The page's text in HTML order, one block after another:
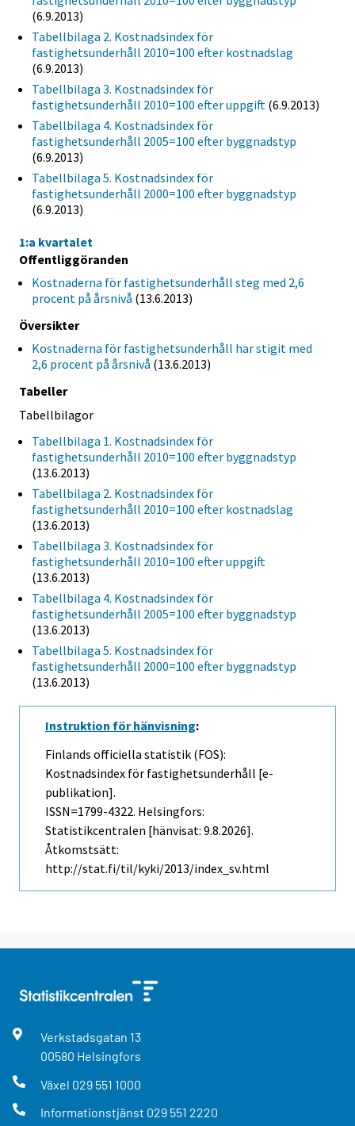
(6.9.2013)
Tabellbilaga 2. Kostnadsindex för
fastighetsunderhåll 2010=100 efter kostnadslag
(6.9.2013)
Tabellbilaga 3. Kostnadsindex för
fastighetsunderhåll 2010=100 efter uppgift (6.9.2013)
Tabellbilaga 4. Kostnadsindex för
fastighetsunderhåll 2005=100 efter byggnadstyp
(6.9.2013)
Tabellbilaga 5. Kostnadsindex för
fastighetsunderhåll 2000=100 efter byggnadstyp
(6.9.2013)
1:a kvartalet
Offentliggöranden
Kostnaderna för fastighetsunderhåll steg med 2,6
procent på årsnivå (13.6.2013)
Översikter
Kostnaderna för fastighetsunderhåll har stigit med
2,6 procent på årsnivå (13.6.2013)
Tabeller
Tabellbilagor
Tabellbilaga 1. Kostnadsindex för
fastighetsunderhåll 2010=100 efter byggnadstyp
(13.6.2013)
Tabellbilaga 2. Kostnadsindex för
fastighetsunderhåll 2010=100 efter kostnadslag
(13.6.2013)
Tabellbilaga 3. Kostnadsindex för
fastighetsunderhåll 2010=100 efter uppgift
(13.6.2013)
Tabellbilaga 4. Kostnadsindex för
fastighetsunderhåll 2005=100 efter byggnadstyp
(13.6.2013)
Tabellbilaga 5. Kostnadsindex för
fastighetsunderhåll 2000=100 efter byggnadstyp
(13.6.2013)
Instruktion för hänvisning:
Finlands officiella statistik (FOS):
Kostnadsindex för fastighetsunderhåll [e-
publikation].
ISSN=1799-4322. Helsingfors:
Statistikcentralen [hänvisat: 9.8.2026].
Åtkomstsätt:
http://stat.fi/til/kyki/2013/index_sv.html
Verkstadsgatan 13
00580 Helsingfors
Växel 029 551 1000
Informationstjänst 029 551 2220